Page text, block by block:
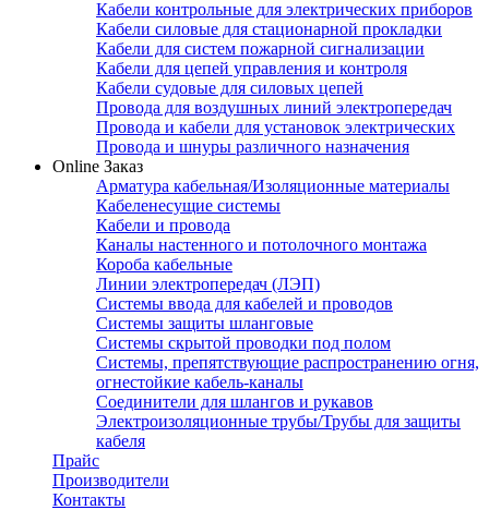
Кабели контрольные для электрических приборов
Кабели силовые для стационарной прокладки
Кабели для систем пожарной сигнализации
Кабели для цепей управления и контроля
Кабели судовые для силовых цепей
Провода для воздушных линий электропередач
Провода и кабели для установок электрических
Провода и шнуры различного назначения
Online Заказ
Арматура кабельная/Изоляционные материалы
Кабеленесущие системы
Кабели и провода
Каналы настенного и потолочного монтажа
Короба кабельные
Линии электропередач (ЛЭП)
Системы ввода для кабелей и проводов
Системы защиты шланговые
Системы скрытой проводки под полом
Системы, препятствующие распространению огня,
огнестойкие кабель-каналы
Соединители для шлангов и рукавов
Электроизоляционные трубы/Трубы для защиты
кабеля
Прайс
Производители
Контакты